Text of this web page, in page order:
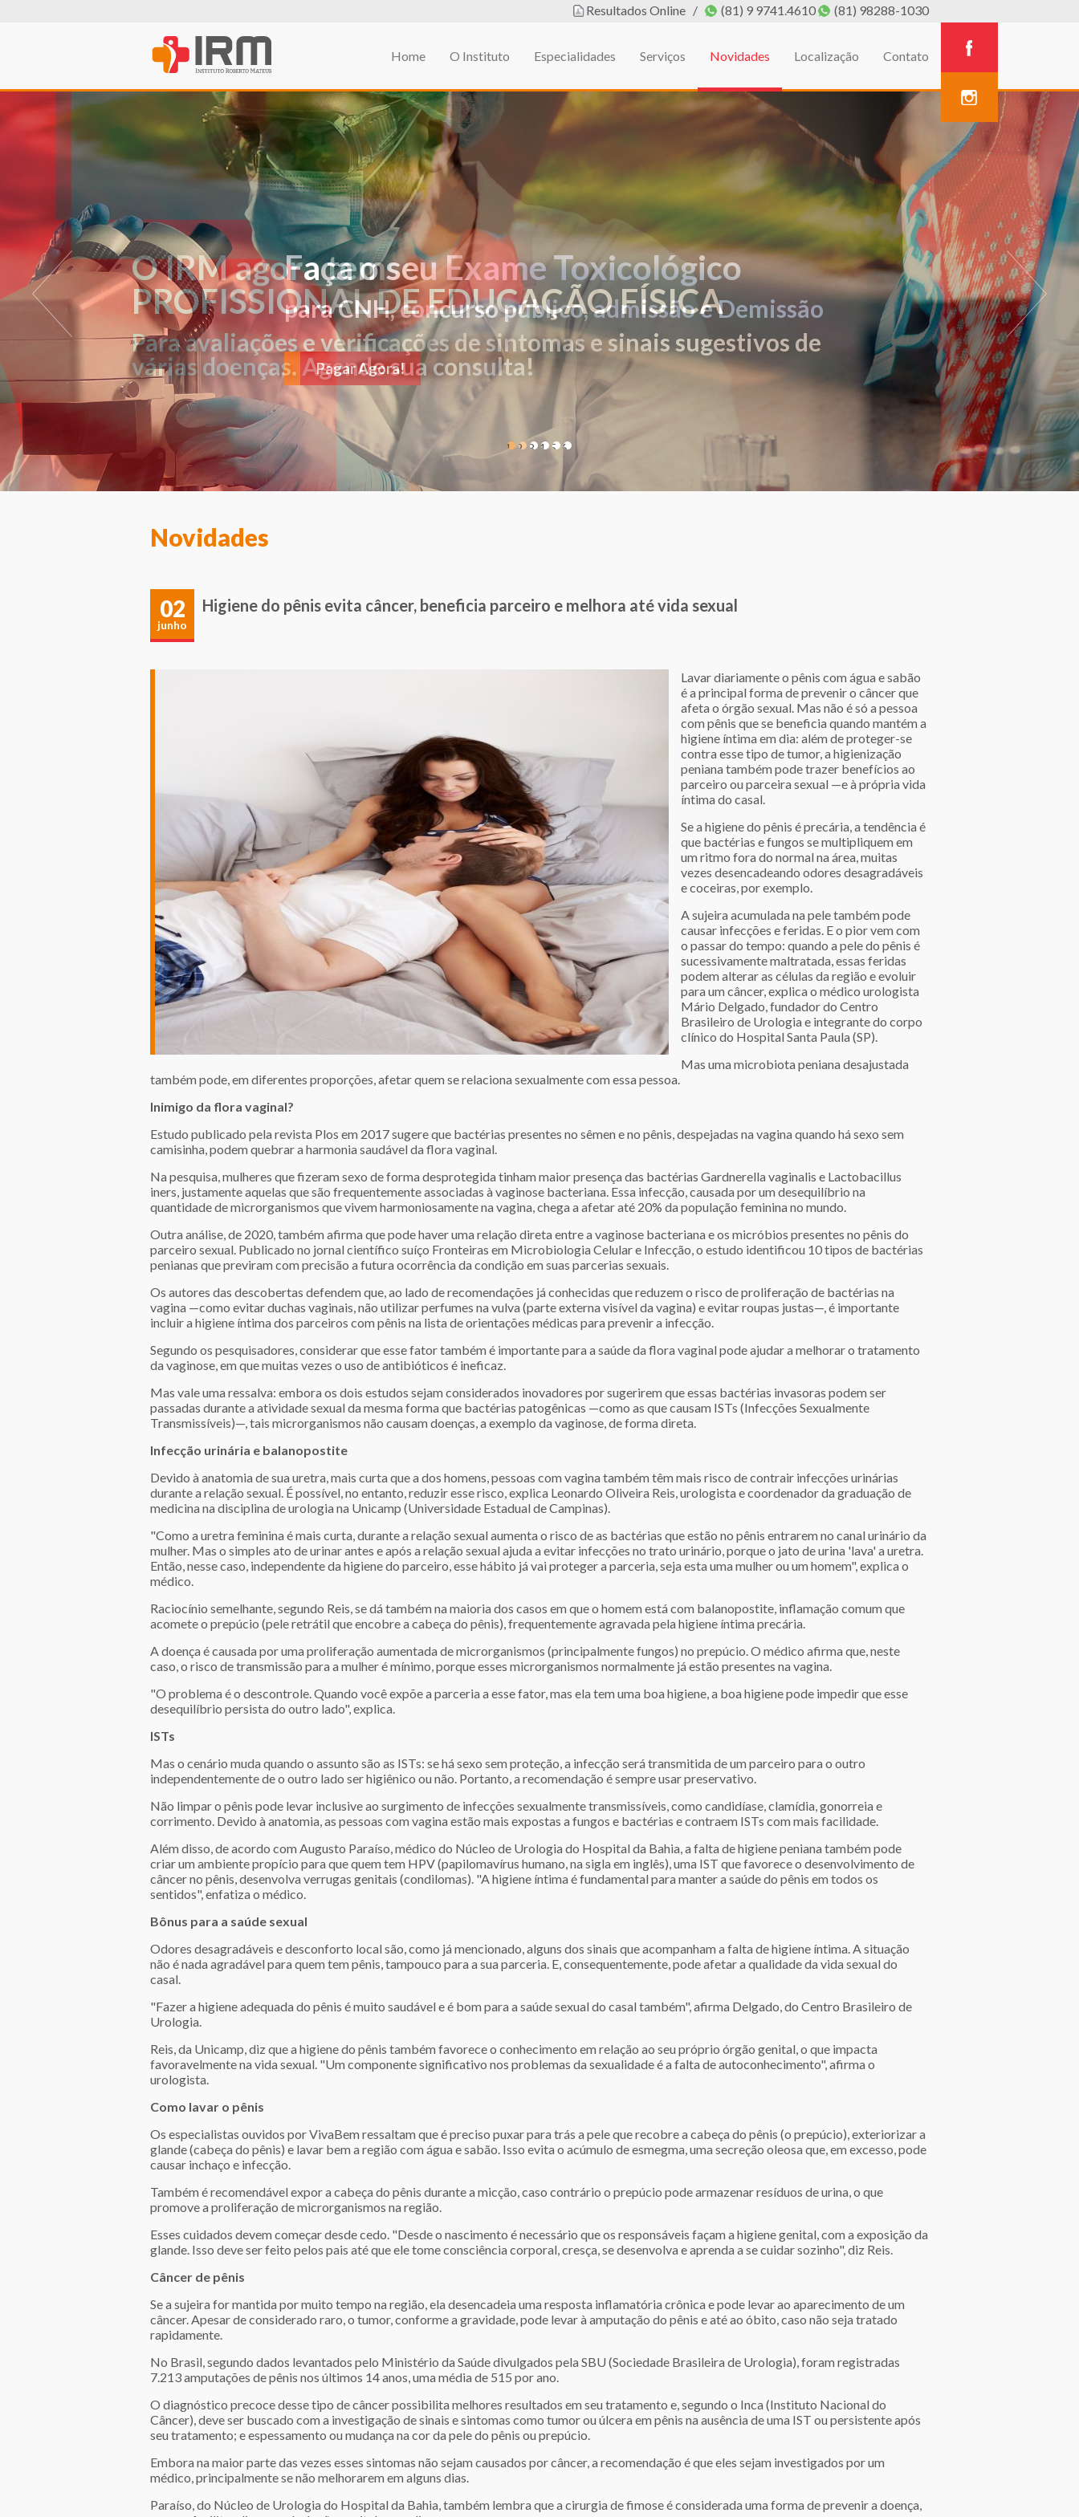
Resultados Online / (81) 9 9741.4610 (81) 98288-1030
Home O Instituto Especialidades Serviços Novidades Localização Contato
O IRM agora tem
PROFISSIONAL DE EDUCAÇÃO FÍSICA
Para avaliações e verificações de sintomas e sinais sugestivos de
várias doenças. Agende sua consulta!
1 2 3 4 5 6
Novidades
02
junho
Higiene do pênis evita câncer, beneficia parceiro e melhora até vida sexual
Lavar diariamente o pênis com água e sabão
é a principal forma de prevenir o câncer que
afeta o órgão sexual. Mas não é só a pessoa
com pênis que se beneficia quando mantém a
higiene íntima em dia: além de proteger-se
contra esse tipo de tumor, a higienização
peniana também pode trazer benefícios ao
parceiro ou parceira sexual —e à própria vida
íntima do casal.
Se a higiene do pênis é precária, a tendência é
que bactérias e fungos se multipliquem em
um ritmo fora do normal na área, muitas
vezes desencadeando odores desagradáveis
e coceiras, por exemplo.
A sujeira acumulada na pele também pode
causar infecções e feridas. E o pior vem com
o passar do tempo: quando a pele do pênis é
sucessivamente maltratada, essas feridas
podem alterar as células da região e evoluir
para um câncer, explica o médico urologista
Mário Delgado, fundador do Centro
Brasileiro de Urologia e integrante do corpo
clínico do Hospital Santa Paula (SP).
Mas uma microbiota peniana desajustada
também pode, em diferentes proporções, afetar quem se relaciona sexualmente com essa pessoa.
Inimigo da flora vaginal?
Estudo publicado pela revista Plos em 2017 sugere que bactérias presentes no sêmen e no pênis, despejadas na vagina quando há sexo sem
camisinha, podem quebrar a harmonia saudável da flora vaginal.
Na pesquisa, mulheres que fizeram sexo de forma desprotegida tinham maior presença das bactérias Gardnerella vaginalis e Lactobacillus
iners, justamente aquelas que são frequentemente associadas à vaginose bacteriana. Essa infecção, causada por um desequilíbrio na
quantidade de microrganismos que vivem harmoniosamente na vagina, chega a afetar até 20% da população feminina no mundo.
Outra análise, de 2020, também afirma que pode haver uma relação direta entre a vaginose bacteriana e os micróbios presentes no pênis do
parceiro sexual. Publicado no jornal científico suíço Fronteiras em Microbiologia Celular e Infecção, o estudo identificou 10 tipos de bactérias
penianas que previram com precisão a futura ocorrência da condição em suas parcerias sexuais.
Os autores das descobertas defendem que, ao lado de recomendações já conhecidas que reduzem o risco de proliferação de bactérias na
vagina —como evitar duchas vaginais, não utilizar perfumes na vulva (parte externa visível da vagina) e evitar roupas justas—, é importante
incluir a higiene íntima dos parceiros com pênis na lista de orientações médicas para prevenir a infecção.
Segundo os pesquisadores, considerar que esse fator também é importante para a saúde da flora vaginal pode ajudar a melhorar o tratamento
da vaginose, em que muitas vezes o uso de antibióticos é ineficaz.
Mas vale uma ressalva: embora os dois estudos sejam considerados inovadores por sugerirem que essas bactérias invasoras podem ser
passadas durante a atividade sexual da mesma forma que bactérias patogênicas —como as que causam ISTs (Infecções Sexualmente
Transmissíveis)—, tais microrganismos não causam doenças, a exemplo da vaginose, de forma direta.
Infecção urinária e balanopostite
Devido à anatomia de sua uretra, mais curta que a dos homens, pessoas com vagina também têm mais risco de contrair infecções urinárias
durante a relação sexual. É possível, no entanto, reduzir esse risco, explica Leonardo Oliveira Reis, urologista e coordenador da graduação de
medicina na disciplina de urologia na Unicamp (Universidade Estadual de Campinas).
"Como a uretra feminina é mais curta, durante a relação sexual aumenta o risco de as bactérias que estão no pênis entrarem no canal urinário da
mulher. Mas o simples ato de urinar antes e após a relação sexual ajuda a evitar infecções no trato urinário, porque o jato de urina 'lava' a uretra.
Então, nesse caso, independente da higiene do parceiro, esse hábito já vai proteger a parceria, seja esta uma mulher ou um homem", explica o
médico.
Raciocínio semelhante, segundo Reis, se dá também na maioria dos casos em que o homem está com balanopostite, inflamação comum que
acomete o prepúcio (pele retrátil que encobre a cabeça do pênis), frequentemente agravada pela higiene íntima precária.
A doença é causada por uma proliferação aumentada de microrganismos (principalmente fungos) no prepúcio. O médico afirma que, neste
caso, o risco de transmissão para a mulher é mínimo, porque esses microrganismos normalmente já estão presentes na vagina.
"O problema é o descontrole. Quando você expõe a parceria a esse fator, mas ela tem uma boa higiene, a boa higiene pode impedir que esse
desequilíbrio persista do outro lado", explica.
ISTs
Mas o cenário muda quando o assunto são as ISTs: se há sexo sem proteção, a infecção será transmitida de um parceiro para o outro
independentemente de o outro lado ser higiênico ou não. Portanto, a recomendação é sempre usar preservativo.
Não limpar o pênis pode levar inclusive ao surgimento de infecções sexualmente transmissíveis, como candidíase, clamídia, gonorreia e
corrimento. Devido à anatomia, as pessoas com vagina estão mais expostas a fungos e bactérias e contraem ISTs com mais facilidade.
Além disso, de acordo com Augusto Paraíso, médico do Núcleo de Urologia do Hospital da Bahia, a falta de higiene peniana também pode
criar um ambiente propício para que quem tem HPV (papilomavírus humano, na sigla em inglês), uma IST que favorece o desenvolvimento de
câncer no pênis, desenvolva verrugas genitais (condilomas). "A higiene íntima é fundamental para manter a saúde do pênis em todos os
sentidos", enfatiza o médico.
Bônus para a saúde sexual
Odores desagradáveis e desconforto local são, como já mencionado, alguns dos sinais que acompanham a falta de higiene íntima. A situação
não é nada agradável para quem tem pênis, tampouco para a sua parceria. E, consequentemente, pode afetar a qualidade da vida sexual do
casal.
"Fazer a higiene adequada do pênis é muito saudável e é bom para a saúde sexual do casal também", afirma Delgado, do Centro Brasileiro de
Urologia.
Reis, da Unicamp, diz que a higiene do pênis também favorece o conhecimento em relação ao seu próprio órgão genital, o que impacta
favoravelmente na vida sexual. "Um componente significativo nos problemas da sexualidade é a falta de autoconhecimento", afirma o
urologista.
Como lavar o pênis
Os especialistas ouvidos por VivaBem ressaltam que é preciso puxar para trás a pele que recobre a cabeça do pênis (o prepúcio), exteriorizar a
glande (cabeça do pênis) e lavar bem a região com água e sabão. Isso evita o acúmulo de esmegma, uma secreção oleosa que, em excesso, pode
causar inchaço e infecção.
Também é recomendável expor a cabeça do pênis durante a micção, caso contrário o prepúcio pode armazenar resíduos de urina, o que
promove a proliferação de microrganismos na região.
Esses cuidados devem começar desde cedo. "Desde o nascimento é necessário que os responsáveis façam a higiene genital, com a exposição da
glande. Isso deve ser feito pelos pais até que ele tome consciência corporal, cresça, se desenvolva e aprenda a se cuidar sozinho", diz Reis.
Câncer de pênis
Se a sujeira for mantida por muito tempo na região, ela desencadeia uma resposta inflamatória crônica e pode levar ao aparecimento de um
câncer. Apesar de considerado raro, o tumor, conforme a gravidade, pode levar à amputação do pênis e até ao óbito, caso não seja tratado
rapidamente.
No Brasil, segundo dados levantados pelo Ministério da Saúde divulgados pela SBU (Sociedade Brasileira de Urologia), foram registradas
7.213 amputações de pênis nos últimos 14 anos, uma média de 515 por ano.
O diagnóstico precoce desse tipo de câncer possibilita melhores resultados em seu tratamento e, segundo o Inca (Instituto Nacional do
Câncer), deve ser buscado com a investigação de sinais e sintomas como tumor ou úlcera em pênis na ausência de uma IST ou persistente após
seu tratamento; e espessamento ou mudança na cor da pele do pênis ou prepúcio.
Embora na maior parte das vezes esses sintomas não sejam causados por câncer, a recomendação é que eles sejam investigados por um
médico, principalmente se não melhorarem em alguns dias.
Paraíso, do Núcleo de Urologia do Hospital da Bahia, também lembra que a cirurgia de fimose é considerada uma forma de prevenir a doença,